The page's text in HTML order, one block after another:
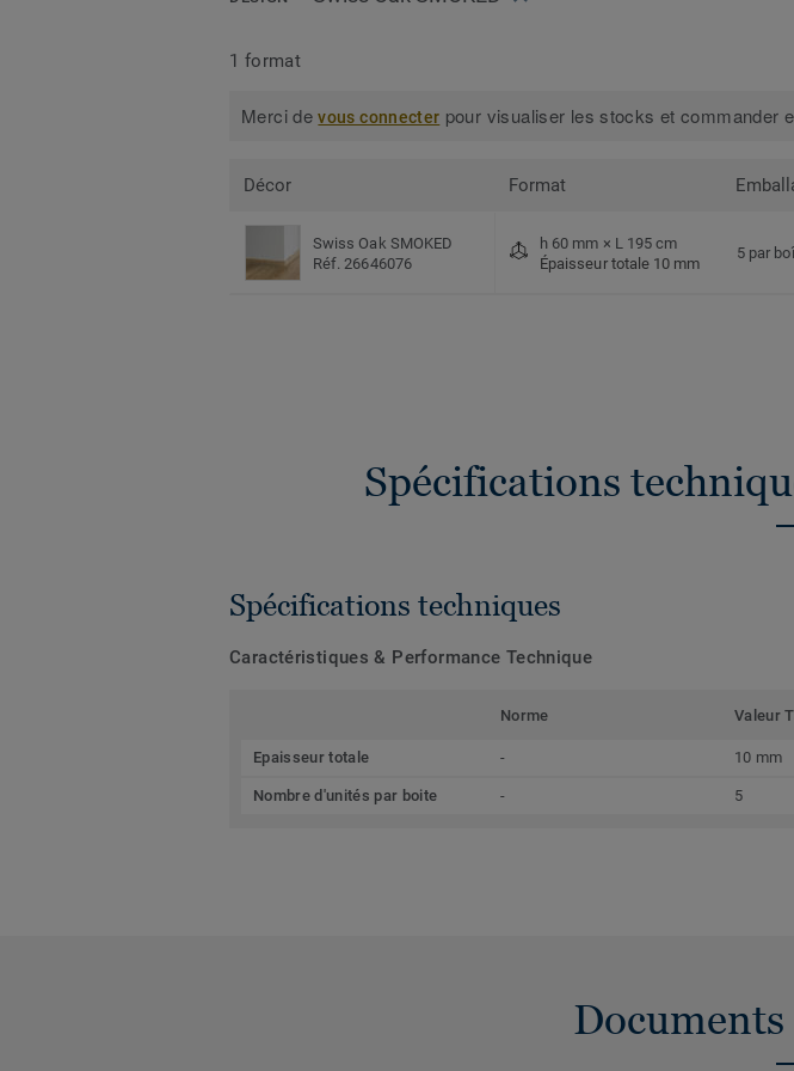
1 format
Merci devous connecter pour visualiser les stocks et commander
Décor Format
Swiss Oak SMOKED
Réf. 26646076
h 60 mm × L 195 cm
Épaisseur totale 10 mm
5 par
Spécifications
Spécifications techniques
Caractéristiques & Performance Technique
Norme Valeur
Epaisseur totale - 10 mm
Nombre d'unités par boite - 5